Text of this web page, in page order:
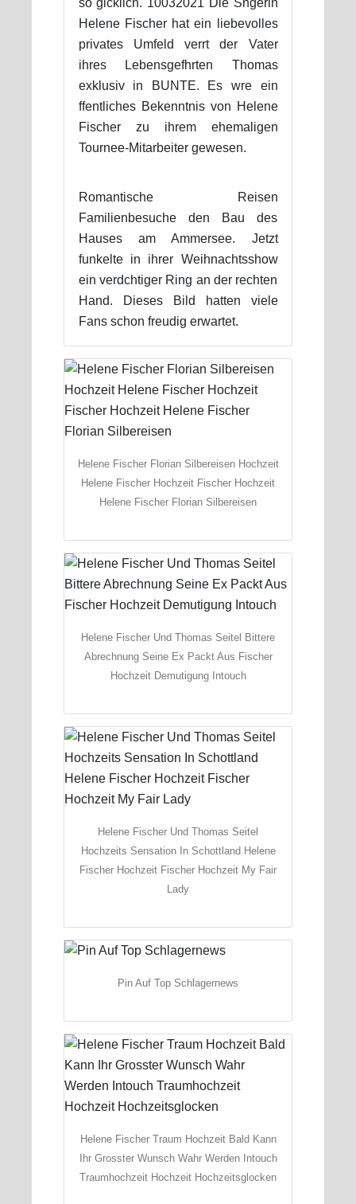
Helene Fischer hat ein liebevolles
privates Umfeld verrt der Vater
ihres Lebensgefhrten Thomas
exklusiv in BUNTE. Es wre ein
ffentliches Bekenntnis von Helene
Fischer zu ihrem ehemaligen
Tournee-Mitarbeiter gewesen.
Romantische Reisen
Familienbesuche den Bau des
Hauses am Ammersee. Jetzt
funkelte in ihrer Weihnachtsshow
ein verdchtiger Ring an der rechten
Hand. Dieses Bild hatten viele
Fans schon freudig erwartet.
Helene Fischer Florian Silbereisen Hochzeit
Helene Fischer Hochzeit Fischer Hochzeit
Helene Fischer Florian Silbereisen
Helene Fischer Und Thomas Seitel Bittere
Abrechnung Seine Ex Packt Aus Fischer
Hochzeit Demutigung Intouch
Helene Fischer Und Thomas Seitel
Hochzeits Sensation In Schottland Helene
Fischer Hochzeit Fischer Hochzeit My Fair
Lady
Pin Auf Top Schlagernews
Helene Fischer Traum Hochzeit Bald Kann
Ihr Grosster Wunsch Wahr Werden Intouch
Traumhochzeit Hochzeit Hochzeitsglocken